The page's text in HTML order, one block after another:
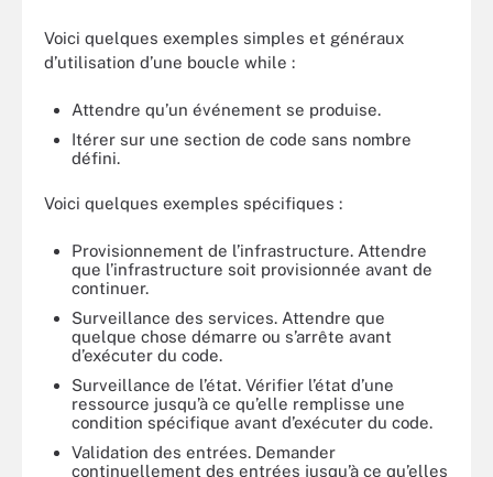
Voici quelques exemples simples et généraux
d’utilisation d’une boucle while :
Attendre qu’un événement se produise.
Itérer sur une section de code sans nombre
défini.
Voici quelques exemples spécifiques :
Provisionnement de l’infrastructure. Attendre
que l’infrastructure soit provisionnée avant de
continuer.
Surveillance des services. Attendre que
quelque chose démarre ou s’arrête avant
d’exécuter du code.
Surveillance de l’état. Vérifier l’état d’une
ressource jusqu’à ce qu’elle remplisse une
condition spécifique avant d’exécuter du code.
Validation des entrées. Demander
continuellement des entrées jusqu’à ce qu’elles